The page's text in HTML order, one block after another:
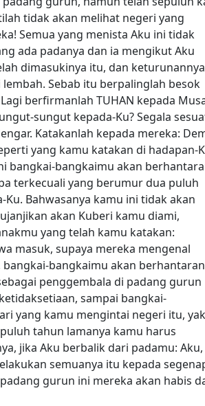
tidak akan melihat negeri yang
Semua yang menista Aku ini tidak
ada padanya dan ia mengikut Aku
dimasukinya itu, dan keturunannya
Sebab itu berpalinglah besok
berfirmanlah TUHAN kepada
sungut kepada-Ku? Segala
Katakanlah kepada mereka:
yang kamu katakan di hadapan-
bangkai-bangkaimu akan
terkecuali yang berumur dua puluh
Bahwasanya kamu ini tidak akan
akan Kuberi kamu diami,
yang telah kamu katakan:
masuk, supaya mereka mengenal
bangkaimu akan berhantaran
penggembala di padang gurun
sampai bangkai-
yang kamu mengintai negeri itu,
tahun lamanya kamu harus
jika Aku berbalik dari padamu: Aku,
semuanya itu kepada
gurun ini mereka akan habis